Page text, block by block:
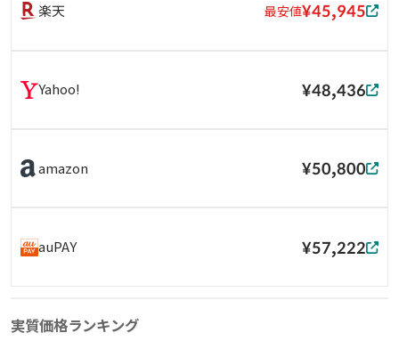
楽天 最安値¥45,945
Yahoo! ¥48,436
amazon ¥50,800
auPAY ¥57,222
実質価格ランキング